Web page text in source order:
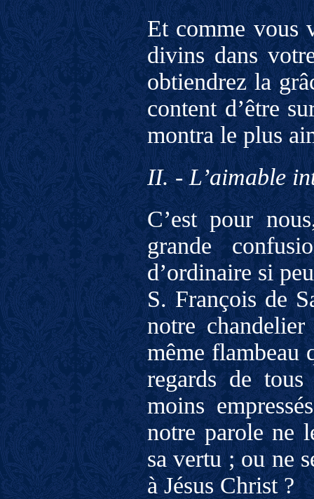
Et comme vous
divins dans
obtiendrez la
content d’être
montra le plus
II. - L’aimable
C’est pour
grande
d’ordinaire si
S. François de
notre
même flambeau
regards de
moins
notre parole ne
sa vertu ; ou ne
à Jésus Christ ?